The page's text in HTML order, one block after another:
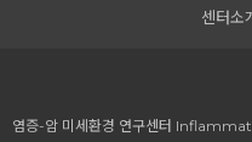
센터소
염증-암 미세환경 연구센터